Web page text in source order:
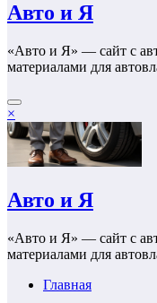
Авто и Я
«Авто и Я» — сайт с
материалами для
×
Авто и Я
«Авто и Я» — сайт с
материалами для
Главная